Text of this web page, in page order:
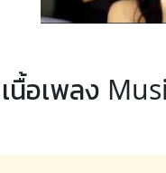
เนื้อเพลง